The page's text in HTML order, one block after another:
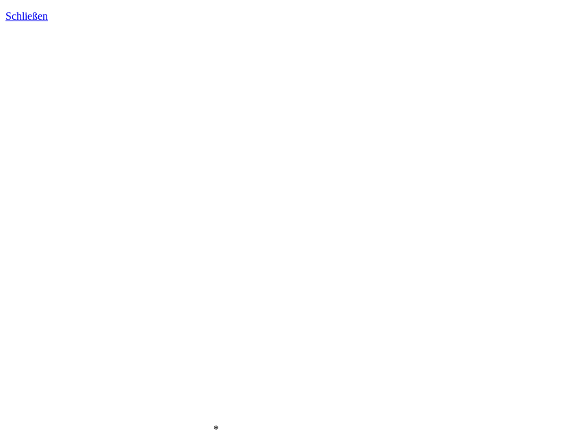
Schließen
*